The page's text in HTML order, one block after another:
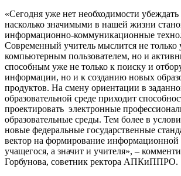
«Сегодня уже нет необходимости
насколько значимыми в нашей жизни
информационно-коммуникационные
Современный учитель мыслится не
компьютерным пользователем, но и
способным уже не только к поиску и
информации, но и к созданию новых
продуктов. На смену ориентации в
образовательной среде приходит
проектировать электронные
образовательные среды. Тем более в
новые федеральные государственные
вектор на формирование информационной
учащегося, а значит и учителя», –
Горбунова, советник ректора АПКиППРО.